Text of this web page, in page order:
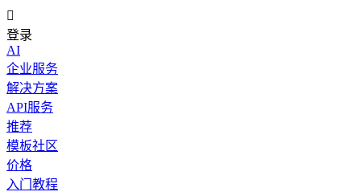

登录
AI
企业服务
解决方案
API服务
推荐
模板社区
价格
入门教程